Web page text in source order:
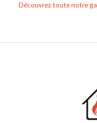
Découvrez toute notre